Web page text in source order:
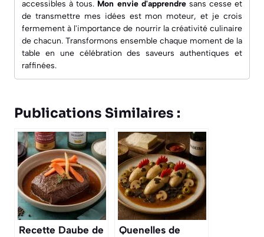
accessibles à tous. Mon envie d'apprendresans cesse et
de transmettre mes idées est mon moteur, et je crois
fermement à l'importance de nourrir la créativité culinaire
de chacun. Transformons ensemble chaque moment de la
table en une célébration des saveurs authentiques et
raffinées.
Publications Similaires :
Recette Daube de
Quenelles de